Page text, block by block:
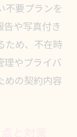
不要プランを
や写真付き
ため、不在時
理やプライバ
めの契約内容